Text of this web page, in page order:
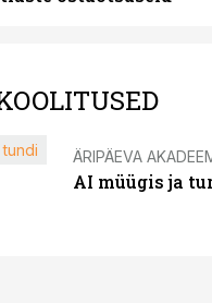
ÄRIPÄEVA
AI müügis ja